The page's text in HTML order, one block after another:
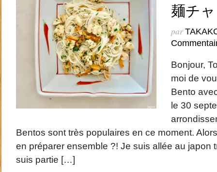
麺チ
par
Bonjour,
moi de
Bento
le 30
Bentos sont très populaires en ce moment.
en préparer ensemble ?! Je suis allée au japon
suis partie […]